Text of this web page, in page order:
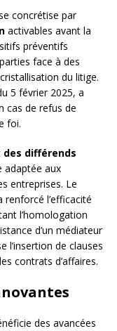
concrétise par
activables avant la
préventifs
face à des
du litige.
5 février 2025, a
cas de refus de
foi.
différends
adaptée aux
entreprises. Le
renforcé l’efficacité
l’homologation
d’un médiateur
l’insertion de clauses
contrats d’affaires.
des avancées